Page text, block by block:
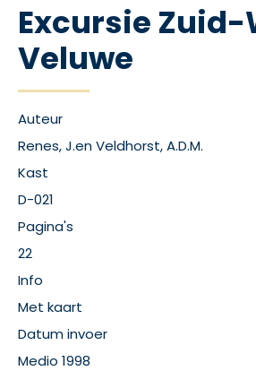
Excursie Zuid-
Veluwe
Auteur
Renes, J.en Veldhorst, A.D.M.
Kast
D-021
Pagina's
22
Info
Met kaart
Datum invoer
Medio 1998